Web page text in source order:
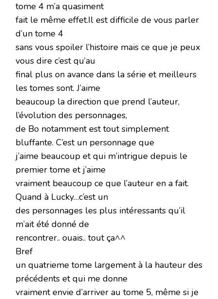
tome 4 m’a quasiment
fait le même effet.Il est difficile de vous parler
d’un tome 4
sans vous spoiler l’histoire mais ce que je peux
vous dire c’est qu’au
final plus on avance dans la série et meilleurs
les tomes sont. J’aime
beaucoup la direction que prend l’auteur,
l’évolution des personnages,
de Bo notamment est tout simplement
bluffante. C’est un personnage que
j’aime beaucoup et qui m’intrigue depuis le
premier tome et j’aime
vraiment beaucoup ce que l’auteur en a fait.
Quand à Lucky…c’est un
des personnages les plus intéressants qu’il
m’ait été donné de
rencontrer.. ouais.. tout ça^^
Bref
un quatrieme tome largement à la hauteur des
précédents et qui me donne
vraiment envie d’arriver au tome 5, même si je